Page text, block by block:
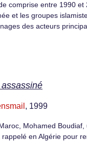
comprise entre 1990 et
et les groupes
des acteurs
, 1999
Mohamed
en Algérie pour